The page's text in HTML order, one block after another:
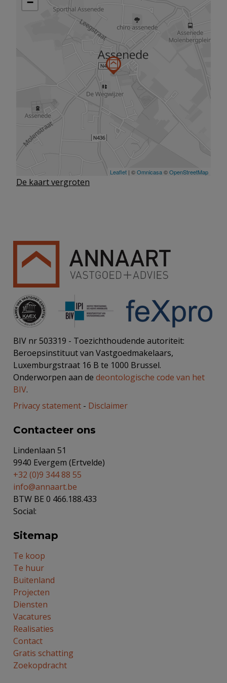
De kaart vergroten
BIV nr 503319 - Toezichthoudende autoriteit:
Beroepsinstituut van Vastgoedmakelaars,
Luxemburgstraat 16 B te 1000 Brussel.
Onderworpen aan de deontologische code van het
BIV.
Privacy statement - Disclaimer
Contacteer ons
Lindenlaan 51
9940 Evergem (Ertvelde)
+32 (0)9 344 88 55
info@annaart.be
BTW BE 0 466.188.433
Social:
Sitemap
Te koop
Te huur
Buitenland
Projecten
Diensten
Vacatures
Realisaties
Contact
Gratis schatting
Zoekopdracht